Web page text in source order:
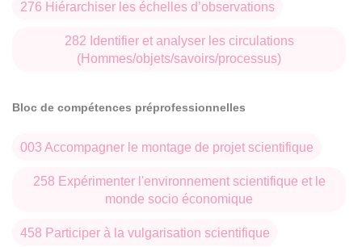
de l’Homme d’Aquitaine). Ces partenariats prennent la
régionaux du CEMMC.
276 Hiérarchiser les échelles d’observations
282 Identifier et analyser les circulations
(Hommes/objets/savoirs/processus)
Bloc de compétences préprofessionnelles
003 Accompagner le montage de projet scientifique
258 Expérimenter l'environnement scientifique et le
monde socio économique
458 Participer à la vulgarisation scientifique